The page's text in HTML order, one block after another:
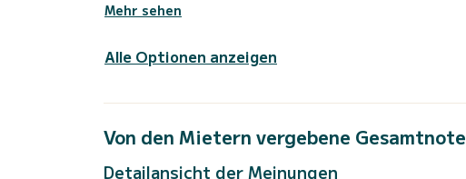
Mehr sehen
Alle Optionen anzeigen
Von den Mietern vergebene Gesamtnote
Detailansicht der Meinungen